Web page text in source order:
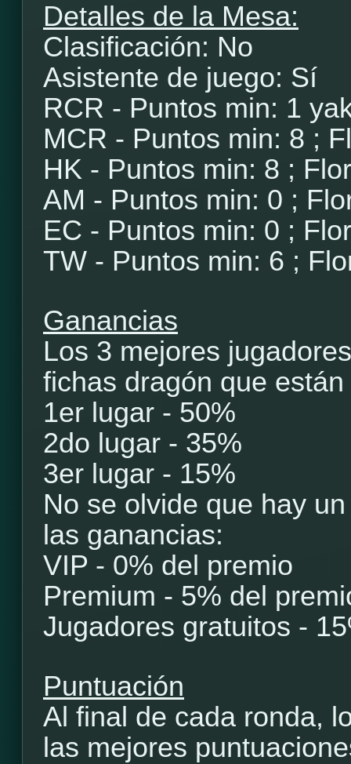
Detalles de la Mesa:
Clasificación: No
Asistente de juego: Sí
RCR - Puntos min: 1
MCR - Puntos min: 8 ;
HK - Puntos min: 8 ;
AM - Puntos min: 0 ;
EC - Puntos min: 0 ;
TW - Puntos min: 6 ;
Ganancias
Los 3 mejores
fichas dragón que
1er lugar - 50%
2do lugar - 35%
3er lugar - 15%
No se olvide que hay
las ganancias:
VIP - 0% del premio
Premium - 5% del
Jugadores gratuitos -
Puntuación
Al final de cada ronda,
las mejores